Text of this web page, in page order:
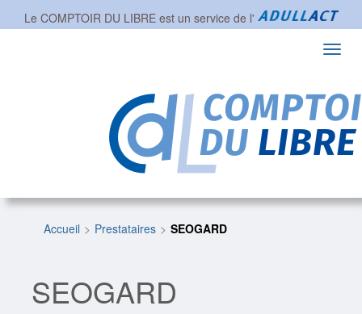
Le COMPTOIR DU LIBRE est un service de l'
Accueil Prestataires SEOGARD
SEOGARD